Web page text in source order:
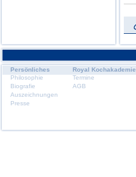
Persönliches
Philosophie
Biografie
Auszeichnungen
Presse
Royal Kochakademie
Termine
AGB